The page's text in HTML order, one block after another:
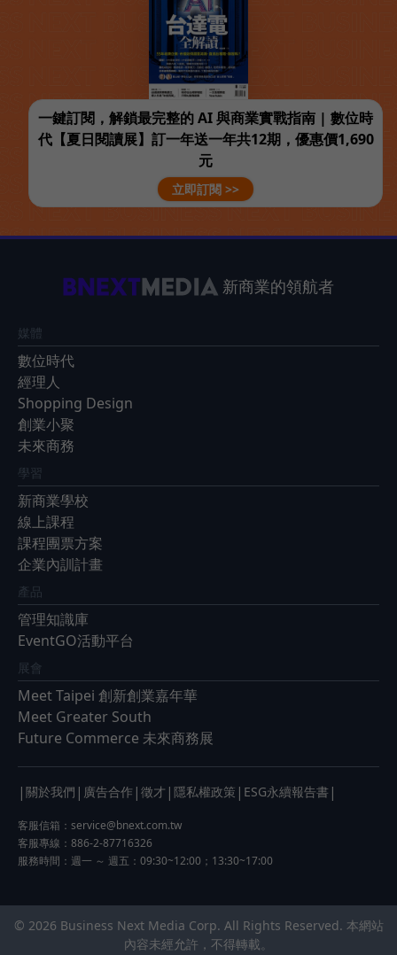
一鍵訂閱，解鎖最完整的 AI 與商業實戰指南 | 數位時
代【夏日閱讀展】訂一年送一年共12期，優惠價1,690
元
立即訂閱 >>
新商業的領航者
媒體
數位時代
經理人
Shopping Design
創業小聚
未來商務
學習
新商業學校
線上課程
課程團票方案
企業內訓計畫
產品
管理知識庫
EventGO活動平台
展會
Meet Taipei 創新創業嘉年華
Meet Greater South
Future Commerce 未來商務展
| 關於我們 | 廣告合作 | 徵才 | 隱私權政策 | ESG永續報告書 |
客服信箱： service@bnext.com.tw
客服專線：886-2-87716326
服務時間：週一 ～ 週五：09:30~12:00；13:30~17:00
© 2026 Business Next Media Corp. All Rights Reserved. 本網站
內容未經允許，不得轉載。